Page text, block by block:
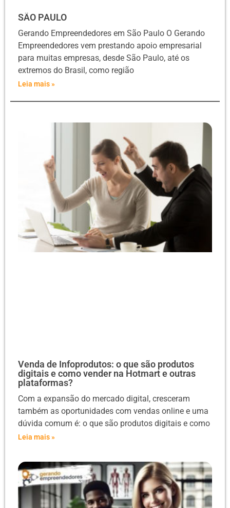
SÃO PAULO
Gerando Empreendedores em São Paulo O Gerando
Empreendedores vem prestando apoio empresarial
para muitas empresas, desde São Paulo, até os
extremos do Brasil, como região
Leia mais »
Venda de Infoprodutos: o que são produtos
digitais e como vender na Hotmart e outras
plataformas?
Com a expansão do mercado digital, cresceram
também as oportunidades com vendas online e uma
dúvida comum é: o que são produtos digitais e como
Leia mais »